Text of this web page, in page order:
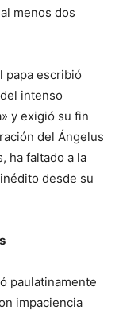
menos dos
papa escribió
intenso
y exigió su fin
del Ángelus
ha faltado a la
desde su
paulatinamente
impaciencia